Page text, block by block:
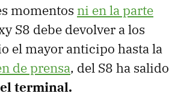
momentos ni en la parte
S8 debe devolver a los
el mayor anticipo hasta la
de prensa, del S8 ha salido
terminal.